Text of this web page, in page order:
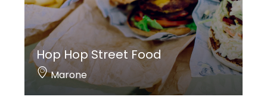
Hop Hop Street Food
Marone